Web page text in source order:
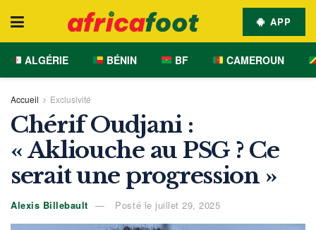
APP
ALGÉRIE BÉNIN BF CAMEROUN
Accueil Exclusivité
Chérif Oudjani :
« Akliouche au PSG ? Ce
serait une progression »
Alexis Billebault Posté le juillet 29, 2025